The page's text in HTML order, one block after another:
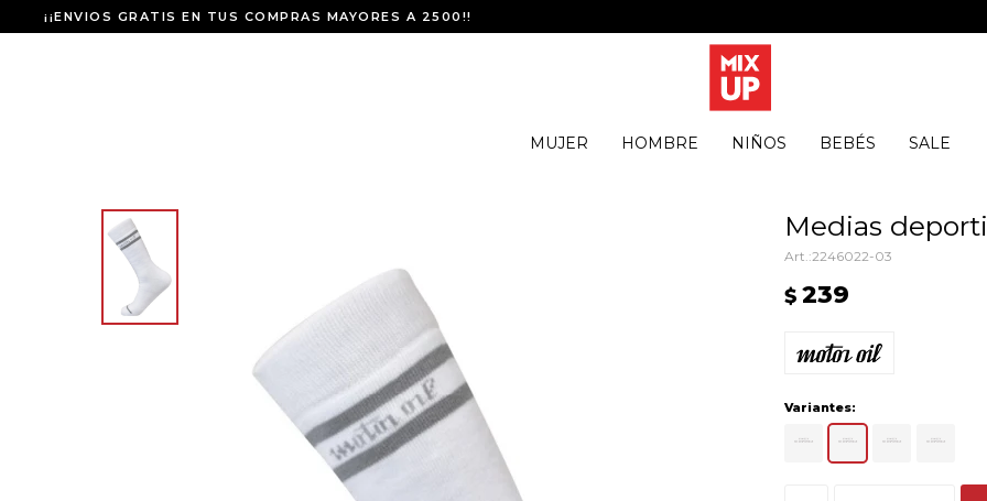
MUJER HOMBRE NIÑOS BEBÉS SALE
¡¡ENVIOS GRATIS EN TUS COMPRAS MAYORES A 2500!!
Medias
2246022-03
$ 239
Variantes: